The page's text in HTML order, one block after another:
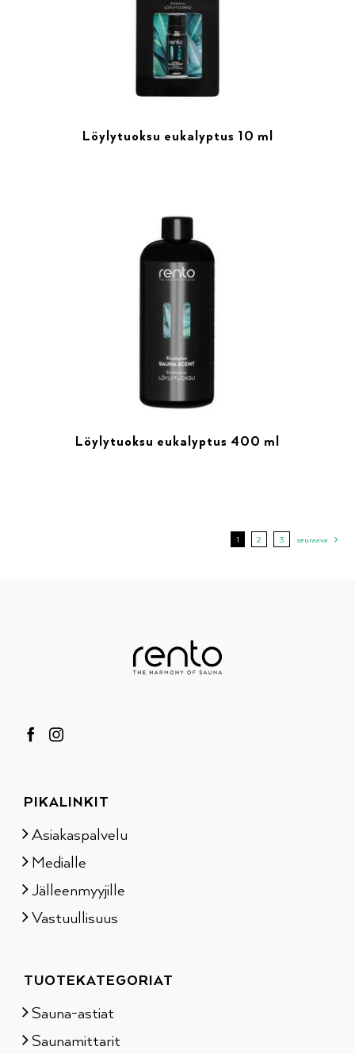
Löylytuoksu eukalyptus 10 ml
Löylytuoksu eukalyptus 400 ml
1 2 3 seuraava
PIKALINKIT
Asiakaspalvelu
Medialle
Jälleenmyyjille
Vastuullisuus
TUOTEKATEGORIAT
Sauna-astiat
Saunamittarit